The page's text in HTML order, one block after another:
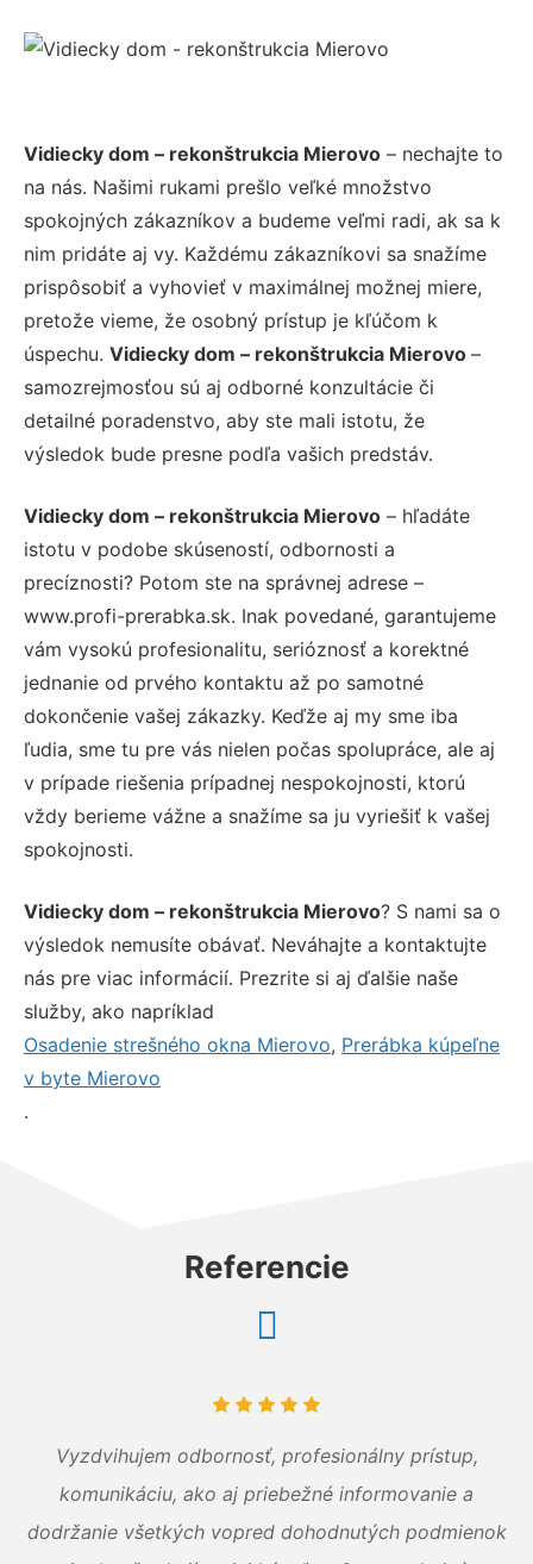
Vidiecky dom – rekonštrukcia Mierovo – nechajte to
na nás. Našimi rukami prešlo veľké množstvo
spokojných zákazníkov a budeme veľmi radi, ak sa k
nim pridáte aj vy. Každému zákazníkovi sa snažíme
prispôsobiť a vyhovieť v maximálnej možnej miere,
pretože vieme, že osobný prístup je kľúčom k
úspechu. Vidiecky dom – rekonštrukcia Mierovo –
samozrejmosťou sú aj odborné konzultácie či
detailné poradenstvo, aby ste mali istotu, že
výsledok bude presne podľa vašich predstáv.
Vidiecky dom – rekonštrukcia Mierovo – hľadáte
istotu v podobe skúseností, odbornosti a
precíznosti? Potom ste na správnej adrese –
www.profi-prerabka.sk. Inak povedané, garantujeme
vám vysokú profesionalitu, serióznosť a korektné
jednanie od prvého kontaktu až po samotné
dokončenie vašej zákazky. Keďže aj my sme iba
ľudia, sme tu pre vás nielen počas spolupráce, ale aj
v prípade riešenia prípadnej nespokojnosti, ktorú
vždy berieme vážne a snažíme sa ju vyriešiť k vašej
spokojnosti.
Vidiecky dom – rekonštrukcia Mierovo? S nami sa o
výsledok nemusíte obávať. Neváhajte a kontaktujte
nás pre viac informácií. Prezrite si aj ďalšie naše
služby, ako napríklad
Osadenie strešného okna Mierovo, Prerábka kúpeľne
v byte Mierovo
.
Referencie
Vyzdvihujem odbornosť, profesionálny prístup,
komunikáciu, ako aj priebežné informovanie a
dodržanie všetkých vopred dohodnutých podmienok